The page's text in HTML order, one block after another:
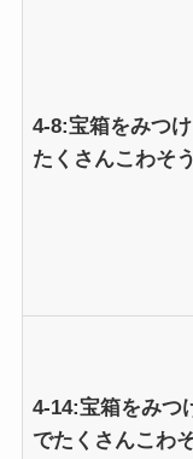
4-8:宝箱をみつ
たくさんこわそ
4-14:宝箱をみつ
でたくさんこわ